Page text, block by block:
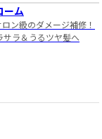
ーム
ン級のダメージ補修！
ラ＆うるツヤ髪へ